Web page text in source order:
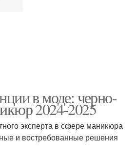
в моде: черно-
2024-2025
эксперта в сфере маникюра
и востребованные решения